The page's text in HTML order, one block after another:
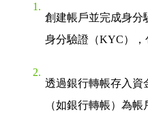
創建帳戶並完成身分
身分驗證（KYC），
透過銀行轉帳存入資
（如銀行轉帳）為帳